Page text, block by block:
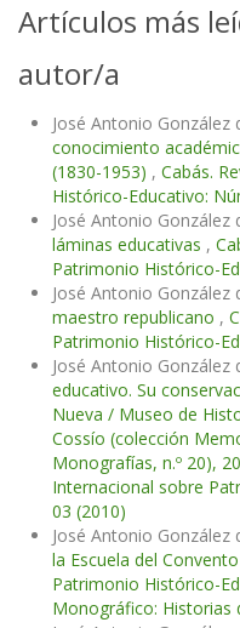
Artículos más
autor/a
José Antonio González
conocimiento
(1830-1953) , Cabás.
Histórico-Educativo:
José Antonio González
láminas educativas ,
Patrimonio Histórico-
José Antonio González
maestro republicano ,
Patrimonio Histórico-
José Antonio González
educativo. Su
Nueva / Museo de
Cossío (colección
Monografías, n.º 20),
Internacional sobre
03 (2010)
José Antonio González
la Escuela del Convento
Patrimonio Histórico-
Monográfico: Historias